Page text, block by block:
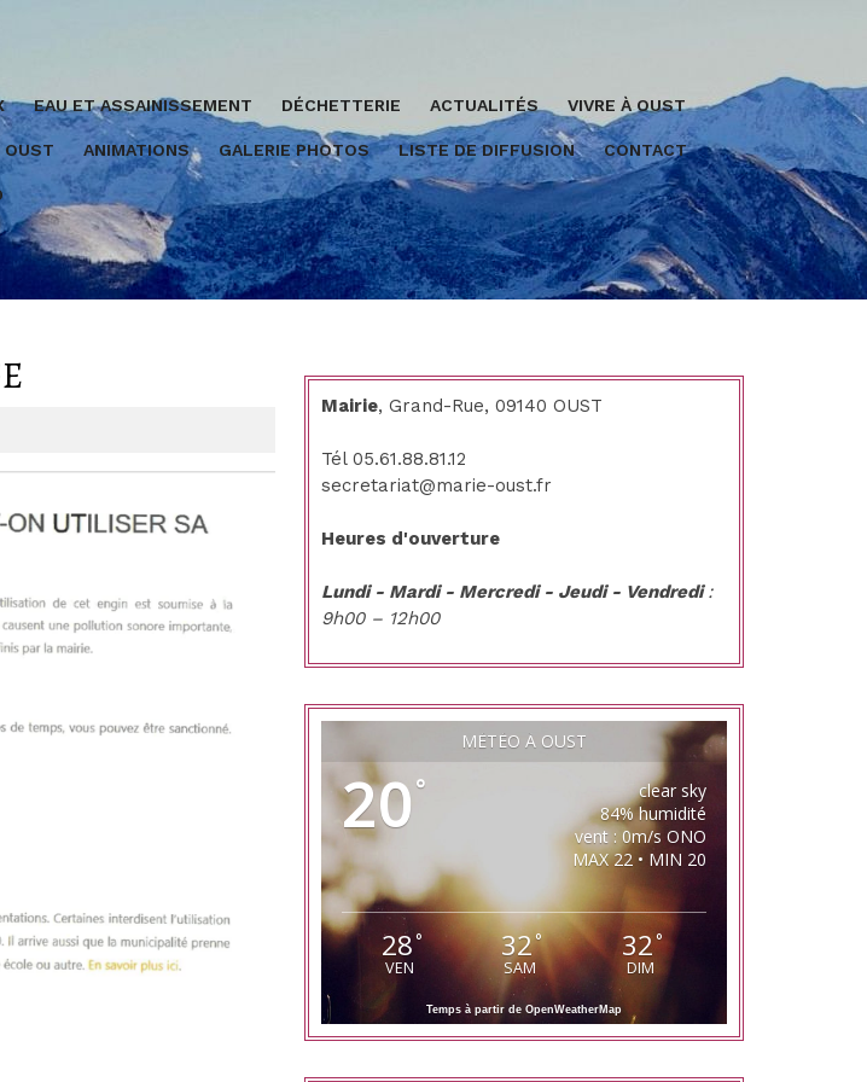
EAU ET ASSAINISSEMENT DÉCHETTERIE ACTUALITÉS VIVRE À OUST
OUST ANIMATIONS GALERIE PHOTOS LISTE DE DIFFUSION CONTACT
Mairie, Grand-Rue, 09140 OUST
Tél 05.61.88.81.12
secretariat@marie-oust.fr
Heures d'ouverture
Lundi - Mardi - Mercredi - Jeudi - Vendredi:
9h00 – 12h00
MÉTÉO À OUST
20°
clear sky
84% humidité
vent : 0m/s ONO
MAX 22 • MIN 20
28°
VEN
32°
SAM
32°
DIM
Temps à partir de OpenWeatherMap